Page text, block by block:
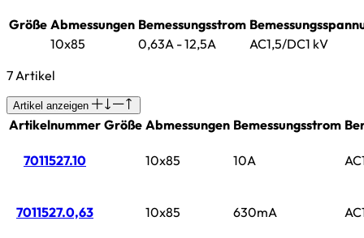
Größe Abmessungen Bemessungsstrom
10x85
0,63A - 12,5A
AC1,5/DC1 kV
7 Artikel
Artikel anzeigen
Artikelnummer Größe Abmessungen Bemessungsstrom
7011527.10 10x85 10A
7011527.0,63 10x85 630mA